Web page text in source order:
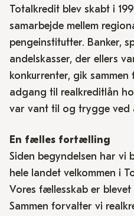
Totalkredit blev skabt i
samarbejde mellem
pengeinstitutter. Banker,
andelskasser, der ellers
konkurrenter, gik
adgang til realkreditlån
var vant til og trygge ved
En fælles fortælling
Siden begyndelsen har vi
hele landet velkommen i
Vores fællesskab er
Sammen forvalter vi